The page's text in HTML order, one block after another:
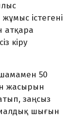
істегені
атқара
кіру
50
жасырын
заңсыз
шығын